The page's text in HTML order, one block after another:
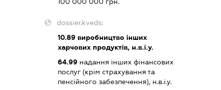
dossier.kveds:
10.89 виробництво інших
харчових продуктів, н.в.і.у.
64.99 надання інших фінансових
послуг (крім страхування та
пенсійного забезпечення), н.в.і.у.